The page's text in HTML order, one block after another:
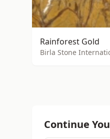
Rainforest Gold
Birla Stone
Continue